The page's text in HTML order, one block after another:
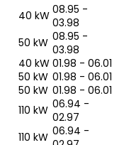
40 kW 08.95 -
03.98
50 kW 08.95 -
03.98
40 kW 01.98 - 06.01
50 kW 01.98 - 06.01
50 kW 01.98 - 06.01
110 kW 06.94 -
02.97
110 kW 06.94 -